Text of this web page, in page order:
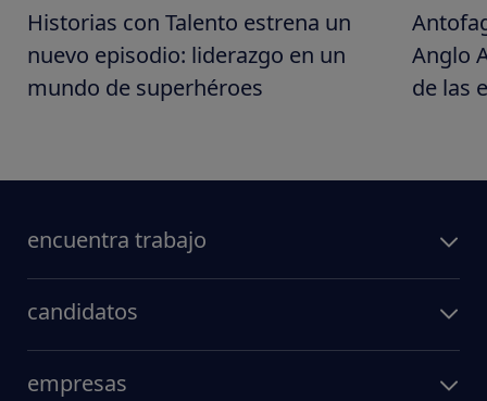
Historias con Talento estrena un
nuevo episodio: liderazgo en un
mundo de superhéroes
Anglo
de las
encuentra trabajo
candidatos
empresas